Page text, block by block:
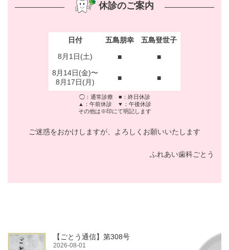
休診のご案内
日付 五島朋幸
五島登世子
8月1日(土)
■
■
8月14日(金)〜
8月17日(月)
■ ■
◯：通常診療 ■：終日休診
▲：午前休診 ▼：午後休診
その他は※印にて明記します
ご迷惑をおかけしますが、よろしくお願いいたします
ふれあい歯科ごとう
【ごとう通信】第308号
2026-08-01